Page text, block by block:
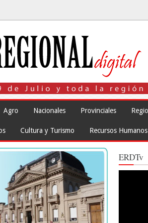
Agro Nacionales Provinciales
Cultura y Turismo Recursos Humanos
ERDTv